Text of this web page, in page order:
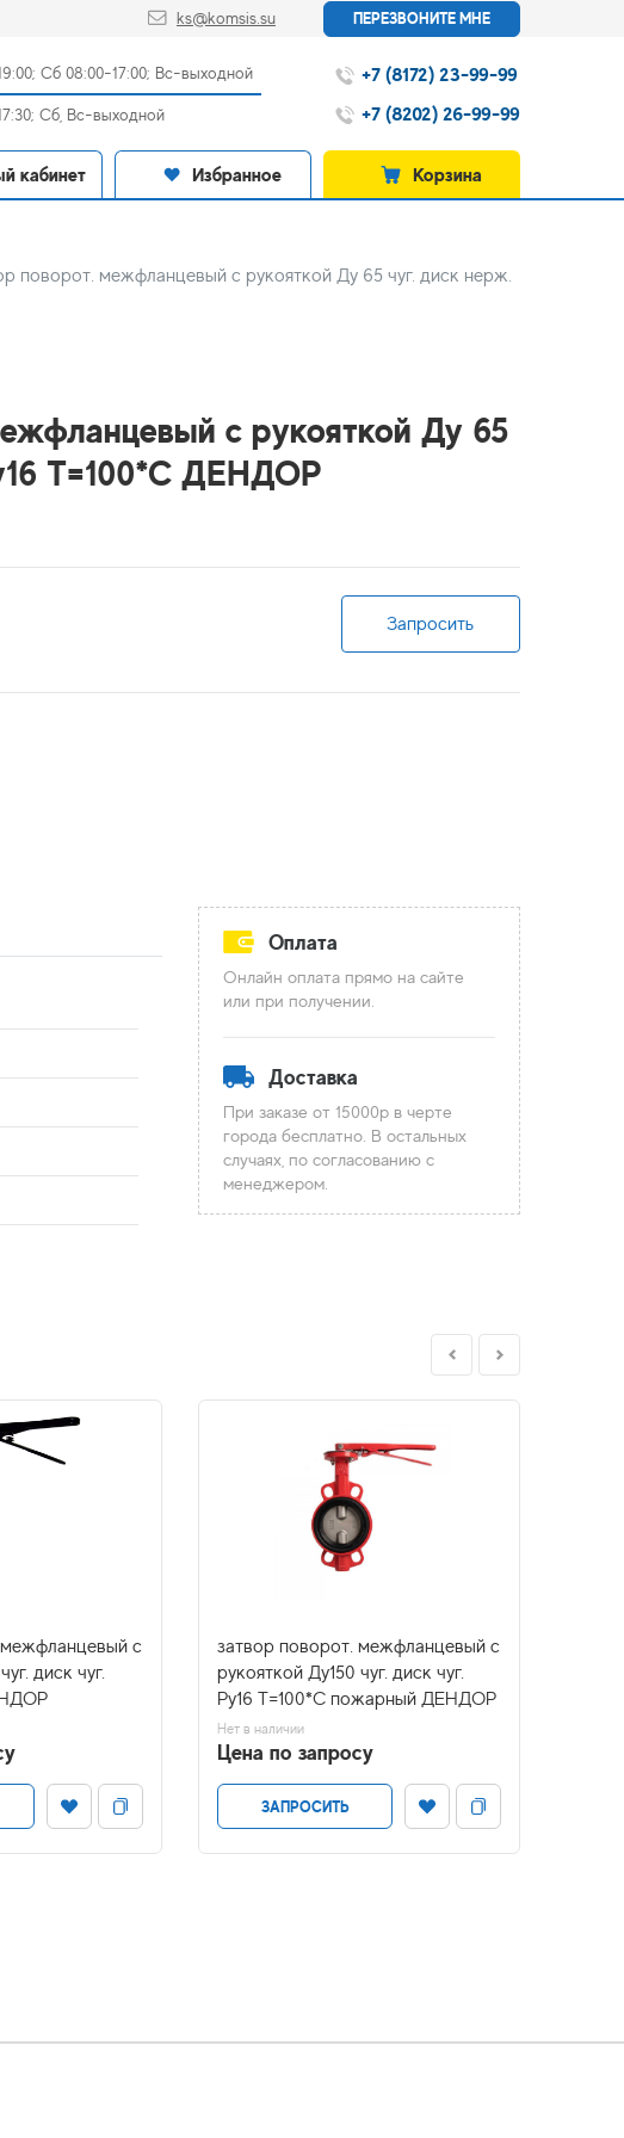
ks@komsis.su ПЕРЕЗВОНИТЕ МНЕ
Сб 08:00-17:00; Вс-выходной
Сб, Вс-выходной
+7 (8172) 23-99-99
+7 (8202) 26-99-99
кабинет Избранное Корзина
поворот. межфланцевый с рукояткой Ду 65 чуг. диск нерж.
с рукояткой Ду 65
Т=100*С ДЕНДОР
Запросить
Оплата
Онлайн оплата прямо на сайте
или при получении.
Доставка
При заказе от 15000р в черте
города бесплатно. В остальных
случаях, по согласованию с
менеджером.
с
диск чуг.
затвор поворот. межфланцевый с
рукояткой Ду150 чуг. диск чуг.
Ру16 Т=100*С пожарный ДЕНДОР
Нет в наличии
Цена по запросу
ЗАПРОСИТЬ